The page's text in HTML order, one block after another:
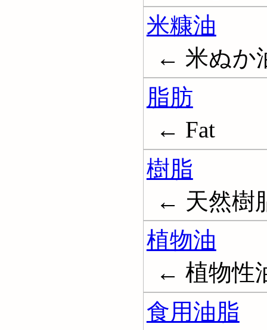
米糠油
← 米ぬか
脂肪
← Fat
樹脂
← 天然樹
植物油
← 植物性
食用油脂